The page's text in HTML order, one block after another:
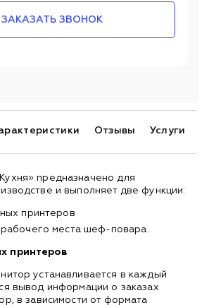
ЗАКАЗАТЬ ЗВОНОК
Отзывы Услуги
предназначено для
и выполняет две функции:
принтеров
места шеф-повара.
принтеров
устанавливается в каждый
вывод информации о заказах
в зависимости от формата